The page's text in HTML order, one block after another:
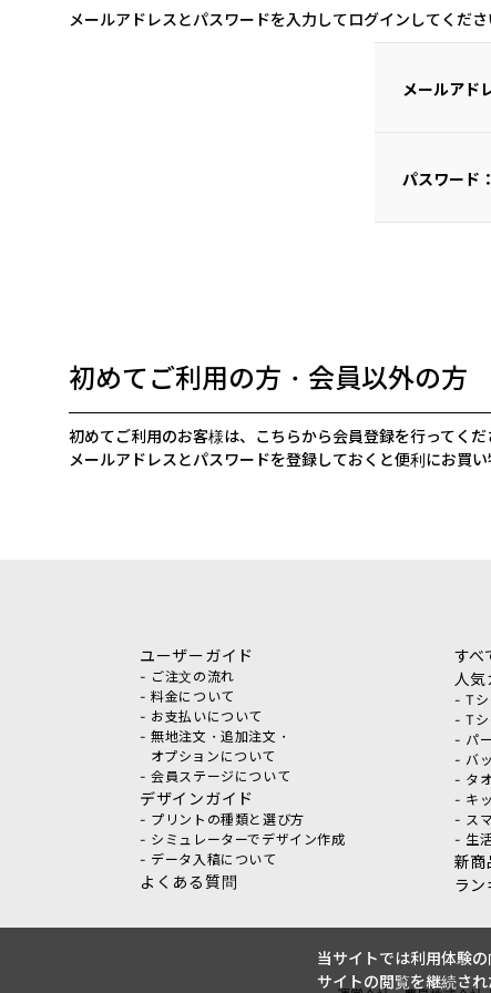
メールアドレスとパスワードを入力してログインしてくださ
メールアド
パスワード：
初めてご利用の方・会員以外の方
初めてご利用のお客様は、こちらから会員登録を行ってくだ
メールアドレスとパスワードを登録しておくと便利にお買い
ユーザーガイド
- ご注文の流れ
- 料金について
- お支払いについて
- 無地注文・追加注文・
オプションについて
- 会員ステージについて
デザインガイド
- プリントの種類と選び方
- シミュレーターでデザイン作成
- データ入稿について
よくある質問
すべ
人気
- Tシ
- Tシ
- パ
- バ
- タ
- キ
- ス
- 生
新商
ラン
当サイトでは利用体験
サイトの閲覧を継続さ